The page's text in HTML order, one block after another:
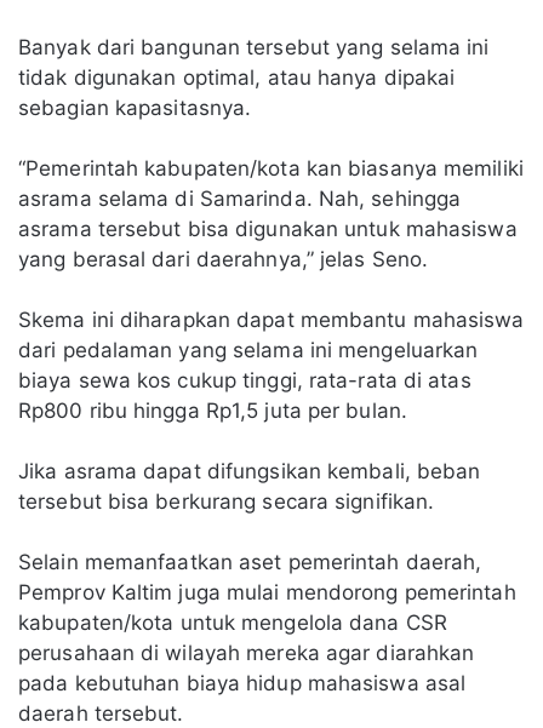
Banyak dari bangunan tersebut yang selama ini
tidak digunakan optimal, atau hanya dipakai
sebagian kapasitasnya.
“Pemerintah kabupaten/kota kan biasanya memiliki
asrama selama di Samarinda. Nah, sehingga
asrama tersebut bisa digunakan untuk mahasiswa
yang berasal dari daerahnya,” jelas Seno.
Skema ini diharapkan dapat membantu mahasiswa
dari pedalaman yang selama ini mengeluarkan
biaya sewa kos cukup tinggi, rata-rata di atas
Rp800 ribu hingga Rp1,5 juta per bulan.
Jika asrama dapat difungsikan kembali, beban
tersebut bisa berkurang secara signifikan.
Selain memanfaatkan aset pemerintah daerah,
Pemprov Kaltim juga mulai mendorong pemerintah
kabupaten/kota untuk mengelola dana CSR
perusahaan di wilayah mereka agar diarahkan
pada kebutuhan biaya hidup mahasiswa asal
daerah tersebut.